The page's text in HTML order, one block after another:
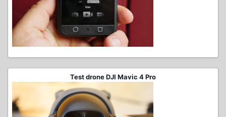
Test drone DJI Mavic 4 Pro